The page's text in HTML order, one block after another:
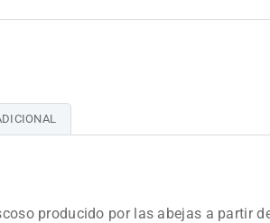
producido por las abejas a partir